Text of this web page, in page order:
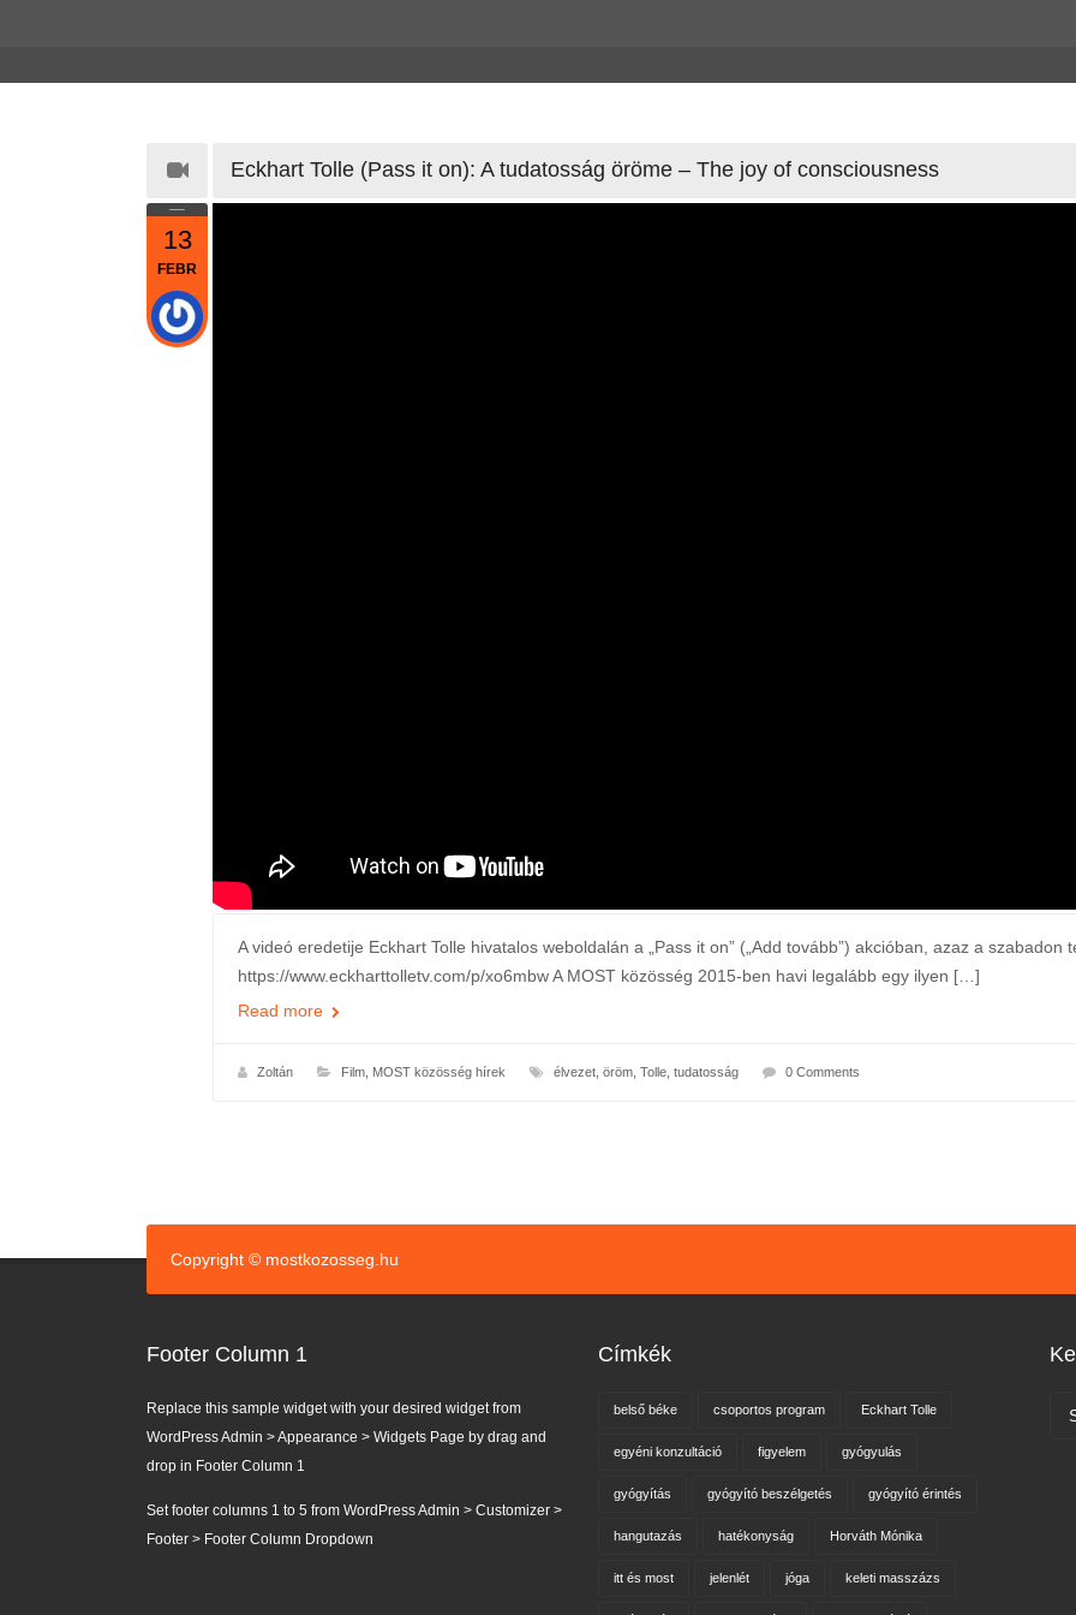
13
FEBR
Eckhart Tolle (Pass it on): A tudatosság öröme – The joy of consciousness
A videó eredetije Eckhart Tolle hivatalos weboldalán a „Pass it on” („Add tovább”) akcióban, azaz a szabadon
https://www.eckharttolletv.com/p/xo6mbw A MOST közösség 2015-ben havi legalább egy ilyen […]
Read more
Zoltán Film, MOST közösség hírek élvezet, öröm, Tolle, tudatosság 0 Comments
Copyright © mostkozosseg.hu
Footer Column 1
Replace this sample widget with your desired widget from
WordPress Admin > Appearance > Widgets Page by drag and
drop in Footer Column 1
Set footer columns 1 to 5 from WordPress Admin > Customizer >
Footer > Footer Column Dropdown
Címkék
belső béke csoportos program Eckhart Tolle
egyéni konzultáció figyelem gyógyulás
gyógyítás gyógyító beszélgetés gyógyító érintés
hangutazás hatékonyság Horváth Mónika
itt és most jelenlét jóga keleti masszázs